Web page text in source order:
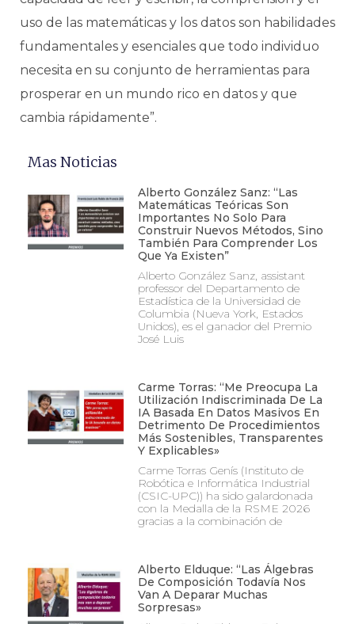
uso de las matemáticas y los datos son habilidades
fundamentales y esenciales que todo individuo
necesita en su conjunto de herramientas para
prosperar en un mundo rico en datos y que
cambia rápidamente”.
Mas Noticias
Alberto González Sanz: “Las
Matemáticas Teóricas Son
Importantes No Solo Para
Construir Nuevos Métodos, Sino
También Para Comprender Los
Que Ya Existen”
Alberto González Sanz, assistant
professor del Departamento de
Estadística de la Universidad de
Columbia (Nueva York, Estados
Unidos), es el ganador del Premio
José Luis
Carme Torras: “Me Preocupa La
Utilización Indiscriminada De La
IA Basada En Datos Masivos En
Detrimento De Procedimientos
Más Sostenibles, Transparentes
Y Explicables»
Carme Torras Genís (Instituto de
Robótica e Informática Industrial
(CSIC-UPC)) ha sido galardonada
con la Medalla de la RSME 2026
gracias a la combinación de
Alberto Elduque: “Las Álgebras
De Composición Todavía Nos
Van A Deparar Muchas
Sorpresas»